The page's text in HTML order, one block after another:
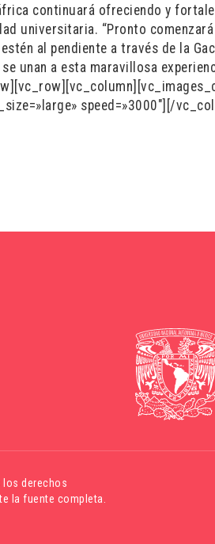
continuará ofreciendo y
universitaria. “Pronto
al pendiente a través de la
unan a esta maravillosa
speed=»3000″][/
los derechos
la fuente completa.